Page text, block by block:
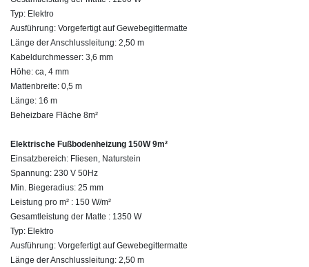
Typ: Elektro
Ausführung: Vorgefertigt auf Gewebegittermatte
Länge der Anschlussleitung: 2,50 m
Kabeldurchmesser: 3,6 mm
Höhe: ca, 4 mm
Mattenbreite: 0,5 m
Länge: 16 m
Beheizbare Fläche 8m²
Elektrische Fußbodenheizung 150W 9m²
Einsatzbereich: Fliesen, Naturstein
Spannung: 230 V 50Hz
Min. Biegeradius: 25 mm
Leistung pro m² : 150 W/m²
Gesamtleistung der Matte : 1350 W
Typ: Elektro
Ausführung: Vorgefertigt auf Gewebegittermatte
Länge der Anschlussleitung: 2,50 m